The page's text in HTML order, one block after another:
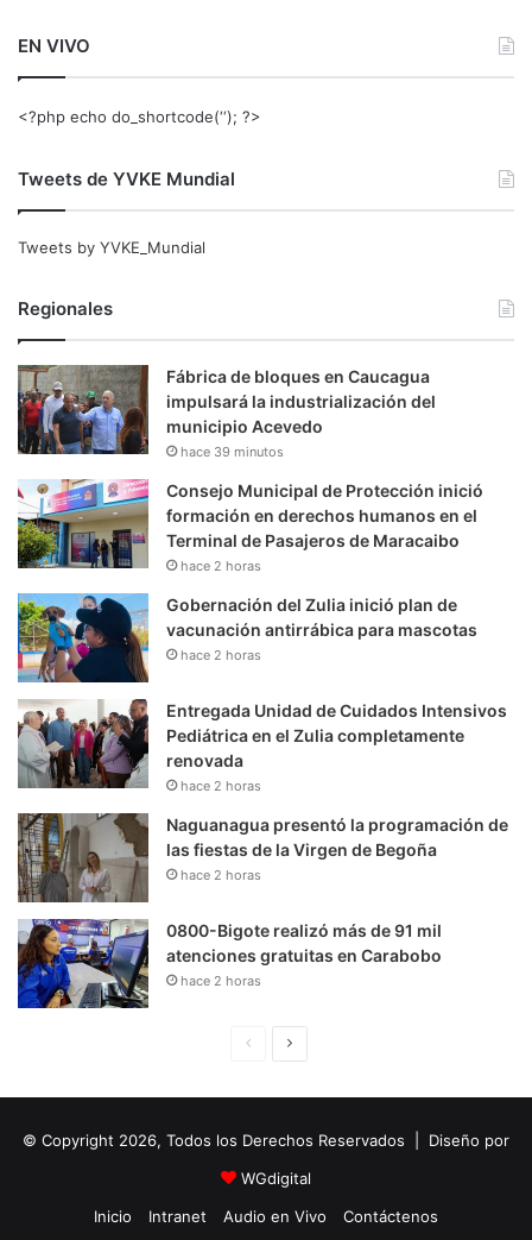
EN VIVO
<?php echo do_shortcode(‘‘); ?>
Tweets de YVKE Mundial
Tweets by YVKE_Mundial
Regionales
Fábrica de bloques en Caucagua
impulsará la industrialización del
municipio Acevedo
hace 39 minutos
Consejo Municipal de Protección inició
formación en derechos humanos en el
Terminal de Pasajeros de Maracaibo
hace 2 horas
Gobernación del Zulia inició plan de
vacunación antirrábica para mascotas
hace 2 horas
Entregada Unidad de Cuidados Intensivos
Pediátrica en el Zulia completamente
renovada
hace 2 horas
Naguanagua presentó la programación de
las fiestas de la Virgen de Begoña
hace 2 horas
0800-Bigote realizó más de 91 mil
atenciones gratuitas en Carabobo
hace 2 horas
i
n
a
u
i
e
© Copyright 2026, Todos los Derechos Reservados | Diseño por
WGdigital
Inicio
Intranet Audio en Vivo Contáctenos